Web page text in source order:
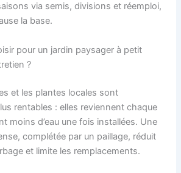
via semis, divisions et réemploi,
la base.
pour un jardin paysager à petit
?
et les plantes locales sont
rentables : elles reviennent chaque
moins d’eau une fois installées. Une
complétée par un paillage, réduit
et limite les remplacements.